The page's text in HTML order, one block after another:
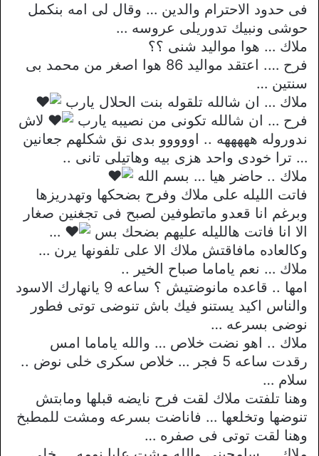
فى حدود الاحترام والدين … وقال لى امه بنكمل
حوشى ونبيك تدوريلى عروسه …
ملاك … هوا مواليد شنى ؟؟
فرح …. اعتقد مواليد 86 هوا اصغر من محمد بى
سنتين …
ملاك … ان شالله تلقوله بنت الحلال يارب
فرح … ان شالله تكونى من نصيبه يارب
لاش
ندوروله هههههه .. اووووو بدى نق شكلهم جعانين
… ترا خودى واحد هزى بيه وهاتيلى تانى ..
ملاك .. حاضر هيا … بسم الله
فاتت الليله على ملاك وفرح بضحكها وتهدريزها
وبرغم انا قعدو ماتطوفين لصبح فى تجغنين صغار
الا انا فاتت هالليله عليهم بضحك بس
…
وكالعاده مافاقتش ملاك الا على تلفونها يرن …
ملاك … نعم ياماما صباح الخير ..
امها .. قاعده مانوضتيش ؟ ساعه 9 يانهارك الاسود
والناس اكيد يستنو فيك باش تنوضى توتى فطور
نوضى بسرعه …
ملاك .. اهو نضت خلاص … والله ياماما امس
رقدت ساعه 5 فجر … خلاص سكرى خلى نوض ..
سلام …
وهنا تلفتت ملاك لقت فرح نايضه قبلها ومابتش
تنوضها وتخلعها … فاناضت بسرعه ومشت للمطبخ
وهنا لقت توتى فى صفره …